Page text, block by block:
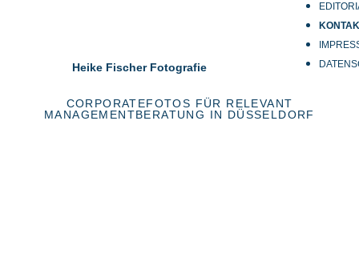
Heike Fischer Fotografie
CORPORATEFOTOS FÜR RELEVANT
MANAGEMENTBERATUNG IN DÜSSELDORF